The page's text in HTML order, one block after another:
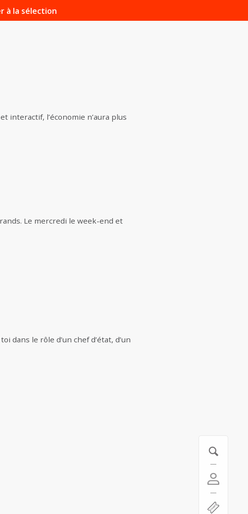
à la sélection
interactif, l’économie n’aura plus
Le mercredi le week-end et
dans le rôle d’un chef d’état, d’un